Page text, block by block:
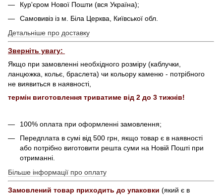
Кур'єром Нової Пошти (вся Україна);
Самовивіз із м. Біла Церква, Київської обл.
Детальніше про доставку
Зверніть увагу:
Якщо при замовленні необхідного розміру (каблучки,
ланцюжка, кольє, браслета) чи кольору каменю - потрібного
не виявиться в наявності,
термін виготовлення триватиме від 2 до 3 тижнів!
100% оплата при оформленні замовлення;
Передплата в сумі від 500 грн, якщо товар є в наявності
або потрібно виготовити решта суми на Новій Пошті при
отриманні.
Більше інформації про оплату
Замовлений товар приходить до упаковки (який є в